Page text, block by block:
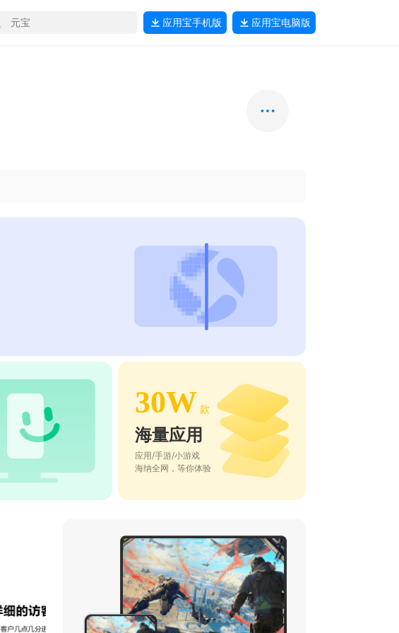
应用宝手机版 应用宝电脑版
30W 款
海量应用
应用/手游/小游戏
海纳全网，等你体验